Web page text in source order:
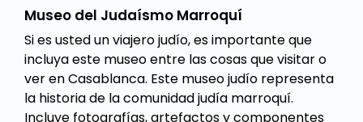
Museo del Judaísmo Marroquí
Si es usted un viajero judío, es importante que
incluya este museo entre las cosas que visitar o
ver en Casablanca. Este museo judío representa
la historia de la comunidad judía marroquí.
Incluye fotografías, artefactos y componentes